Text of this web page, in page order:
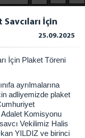
İçin
25.09.2025
İçin Plaket Töreni
ayrılmalarına
adliyemizde plaket
Adalet Komisyonu
Vekilimiz Halis
YILDIZ ve birinci